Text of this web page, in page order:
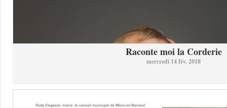
Raconte moi la Corderie
mercredi 14 fév. 2018